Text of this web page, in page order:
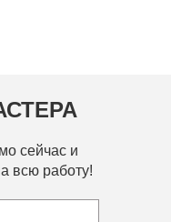
сейчас и
всю работу!